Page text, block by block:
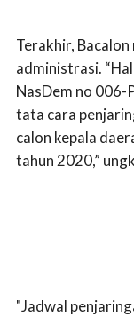
Terakhir,
administrasi.
NasDem no
tata cara
calon kepala
tahun 2020,”
"Jadwal